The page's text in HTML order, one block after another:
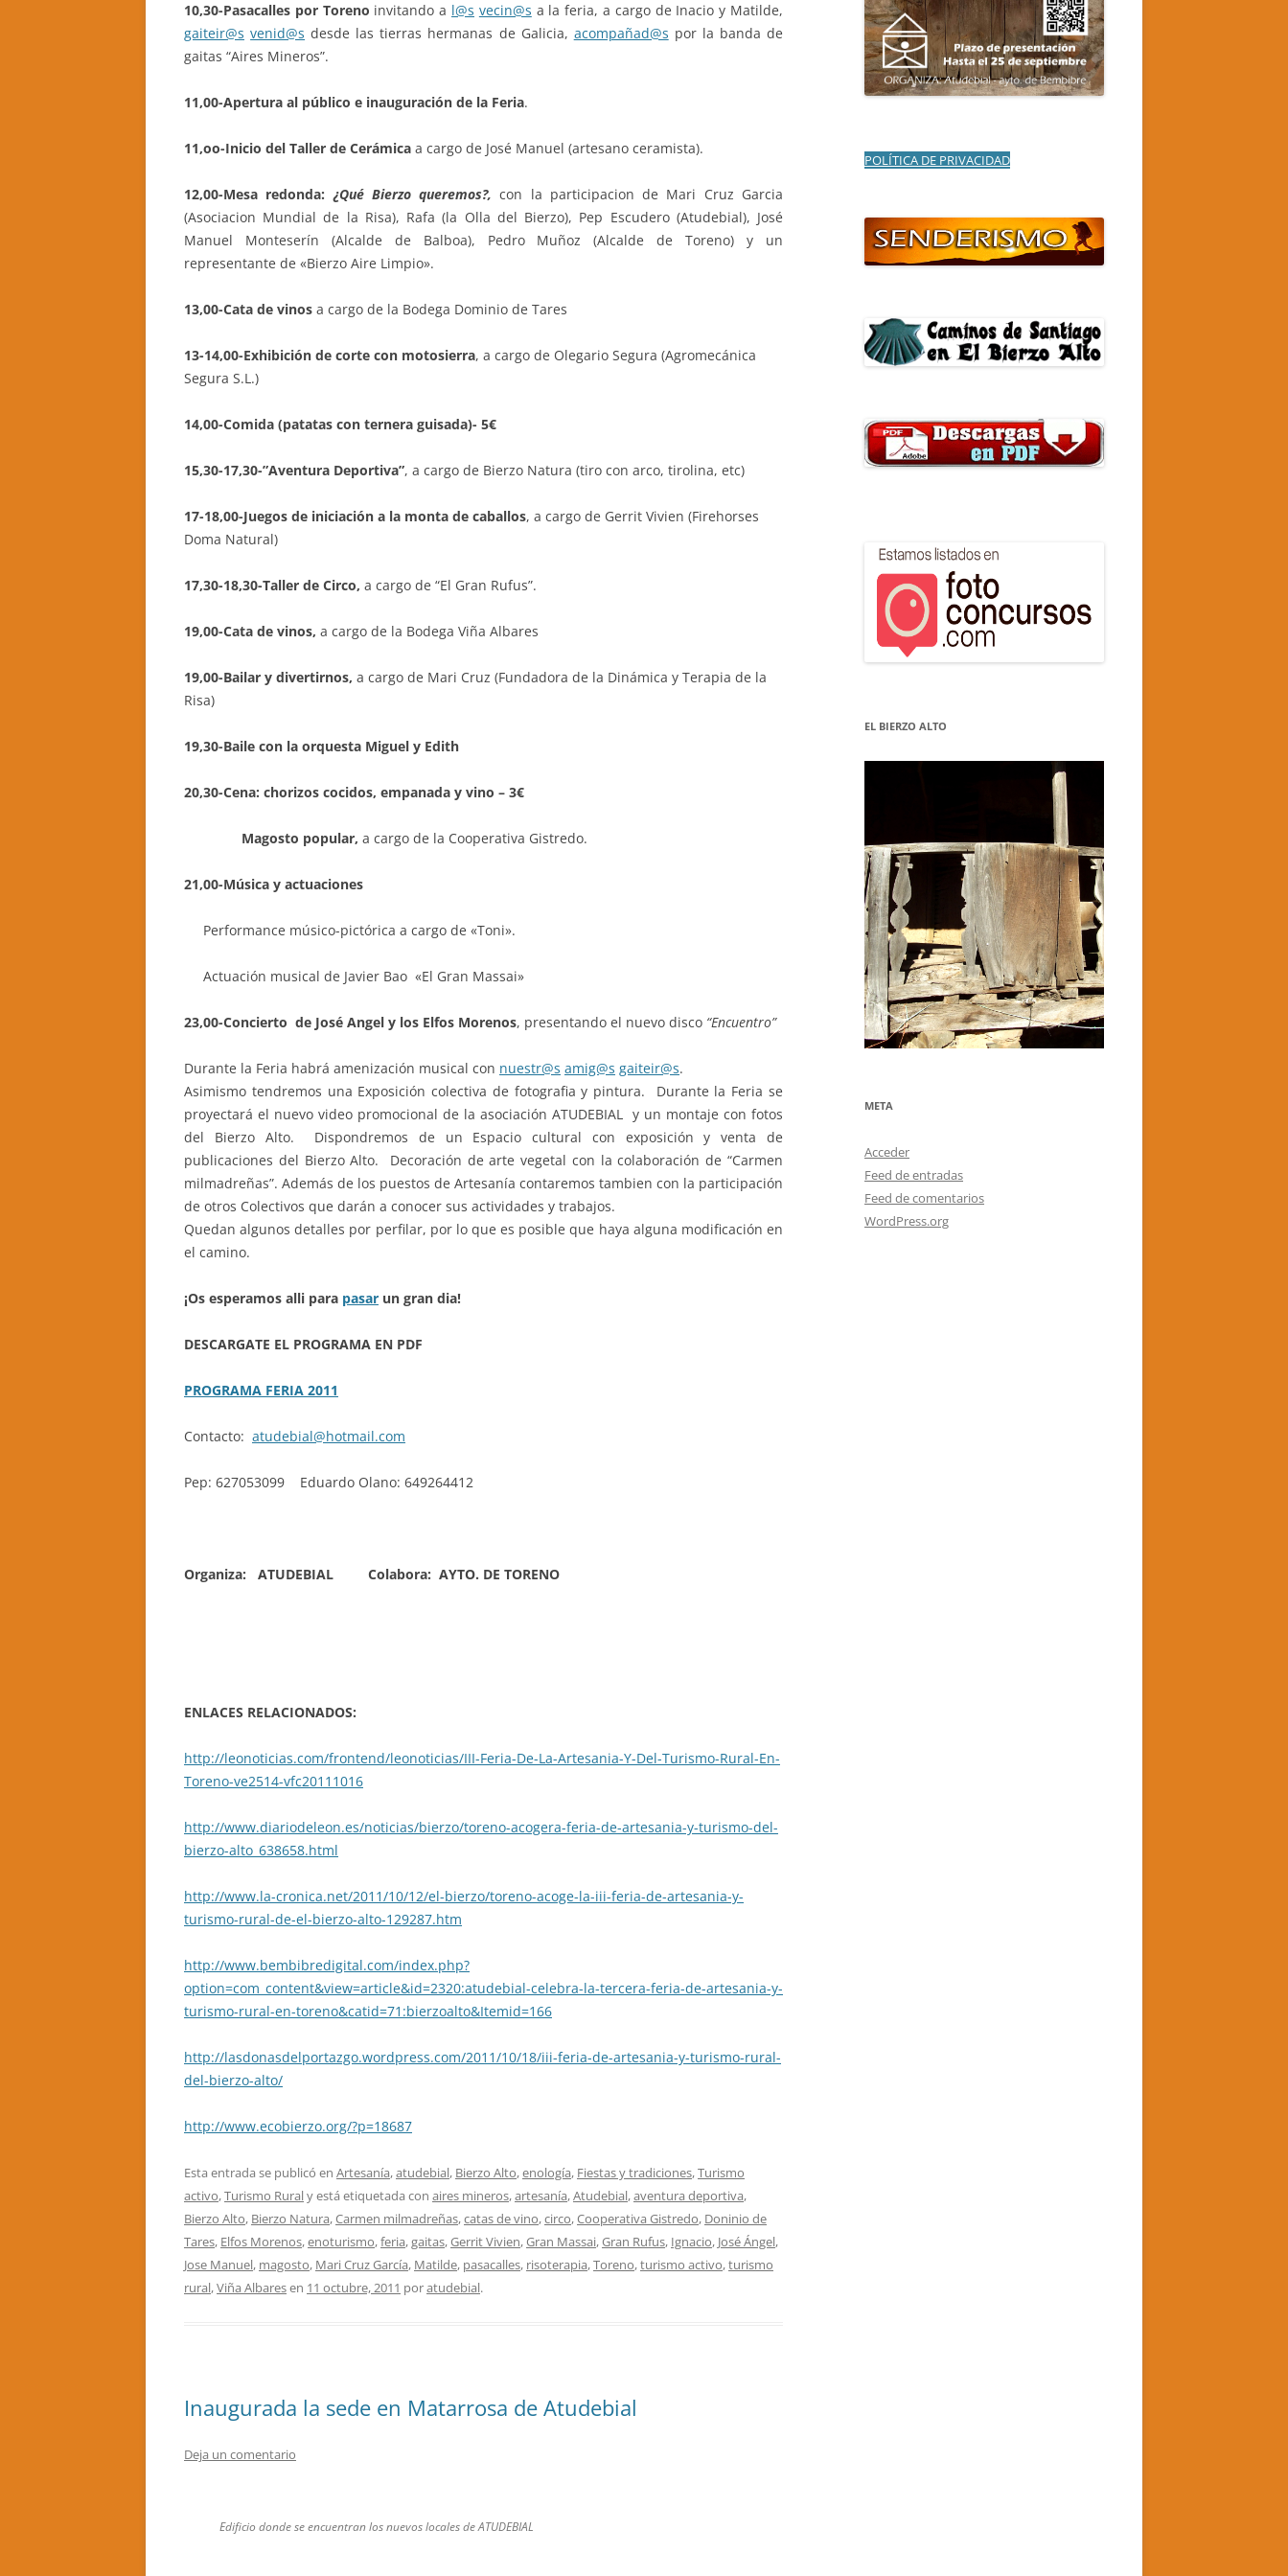
CASA RURAL LA CANDEA
HOTEL RURAL EL VERDENAL
CASA RURAL AURORA
10,30-Pasacalles por Toreno invitando a l@s vecin@s a la feria, a cargo de Inacio y Matilde,
gaiteir@s venid@s desde las tierras hermanas de Galicia, acompañad@s por la banda de
gaitas “Aires Mineros”.
11,00-Apertura al público e inauguración de la Feria.
11,oo-Inicio del Taller de Cerámica a cargo de José Manuel (artesano ceramista).
12,00-Mesa redonda:¿Qué Bierzo queremos?, con la participacion de Mari Cruz Garcia
(Asociacion Mundial de la Risa), Rafa (la Olla del Bierzo), Pep Escudero (Atudebial), José
Manuel Monteserín (Alcalde de Balboa), Pedro Muñoz (Alcalde de Toreno) y un
representante de «Bierzo Aire Limpio».
13,00-Cata de vinos a cargo de la Bodega Dominio de Tares
13-14,00-Exhibición de corte con motosierra, a cargo de Olegario Segura (Agromecánica
Segura S.L.)
14,00-Comida (patatas con ternera guisada)- 5€
15,30-17,30-”Aventura Deportiva”, a cargo de Bierzo Natura (tiro con arco, tirolina, etc)
17-18,00-Juegos de iniciación a la monta de caballos, a cargo de Gerrit Vivien (Firehorses
Doma Natural)
17,30-18,30-Taller de Circo, a cargo de “El Gran Rufus”.
19,00-Cata de vinos, a cargo de la Bodega Viña Albares
19,00-Bailar y divertirnos, a cargo de Mari Cruz (Fundadora de la Dinámica y Terapia de la
Risa)
19,30-Baile con la orquesta Miguel y Edith
20,30-Cena: chorizos cocidos, empanada y vino – 3€
Magosto popular, a cargo de la Cooperativa Gistredo.
21,00-Música y actuaciones
Performance músico-pictórica a cargo de «Toni».
Actuación musical de Javier Bao «El Gran Massai»
23,00-Concierto de José Angel y los Elfos Morenos, presentando el nuevo disco “Encuentro”
Durante la Feria habrá amenización musical con nuestr@s amig@s gaiteir@s.
Asimismo tendremos una Exposición colectiva de fotografia y pintura. Durante la Feria se
proyectará el nuevo video promocional de la asociación ATUDEBIAL y un montaje con fotos
del Bierzo Alto. Dispondremos de un Espacio cultural con exposición y venta de
publicaciones del Bierzo Alto. Decoración de arte vegetal con la colaboración de “Carmen
milmadreñas”. Además de los puestos de Artesanía contaremos tambien con la participación
de otros Colectivos que darán a conocer sus actividades y trabajos.
Quedan algunos detalles por perfilar, por lo que es posible que haya alguna modificación en
el camino.
¡Os esperamos alli para pasar un gran dia!
DESCARGATE EL PROGRAMA EN PDF
PROGRAMA FERIA 2011
Contacto: atudebial@hotmail.com
Pep: 627053099 Eduardo Olano: 649264412
Organiza: ATUDEBIAL Colabora: AYTO. DE TORENO
ENLACES RELACIONADOS:
http://leonoticias.com/frontend/leonoticias/III-Feria-De-La-Artesania-Y-Del-Turismo-Rural-En-
Toreno-ve2514-vfc20111016
http://www.diariodeleon.es/noticias/bierzo/toreno-acogera-feria-de-artesania-y-turismo-del-
bierzo-alto_638658.html
http://www.la-cronica.net/2011/10/12/el-bierzo/toreno-acoge-la-iii-feria-de-artesania-y-
turismo-rural-de-el-bierzo-alto-129287.htm
http://www.bembibredigital.com/index.php?
option=com_content&view=article&id=2320:atudebial-celebra-la-tercera-feria-de-artesania-y-
turismo-rural-en-toreno&catid=71:bierzoalto&Itemid=166
http://lasdonasdelportazgo.wordpress.com/2011/10/18/iii-feria-de-artesania-y-turismo-rural-
del-bierzo-alto/
http://www.ecobierzo.org/?p=18687
Esta entrada se publicó en Artesanía,atudebial, Bierzo Alto,enología, Fiestas y tradiciones,Turismo
activo,Turismo Ruraly está etiquetada con aires mineros,artesanía,Atudebial,aventura deportiva,
Bierzo Alto, Bierzo Natura,Carmen milmadreñas,catas de vino,circo,Cooperativa Gistredo, Doninio de
Tares, Elfos Morenos,enoturismo,feria,gaitas,Gerrit Vivien,Gran Massai,Gran Rufus, Ignacio, José Ángel,
Jose Manuel, magosto, Mari Cruz García, Matilde, pasacalles, risoterapia,Toreno,turismo activo,turismo
rural,Viña Albaresen 11 octubre, 2011 poratudebial.
Inaugurada la sede en Matarrosa de Atudebial
Deja un comentario
Edificio donde se encuentran los nuevos locales de ATUDEBIAL
POLÍTICA DE PRIVACIDAD
EL BIERZO ALTO
META
Acceder
Feed de entradas
Feed de comentarios
WordPress.org